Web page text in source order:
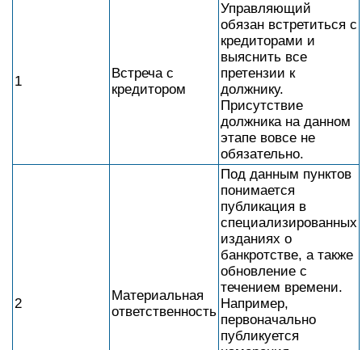
1
Встреча с
кредитором
Управляющий
обязан встретиться с
кредиторами и
выяснить все
претензии к
должнику.
Присутствие
должника на данном
этапе вовсе не
обязательно.
2
Материальная
ответственность
Под данным пунктов
понимается
публикация в
специализированных
изданиях о
банкротстве, а также
обновление с
течением времени.
Например,
первоначально
публикуется